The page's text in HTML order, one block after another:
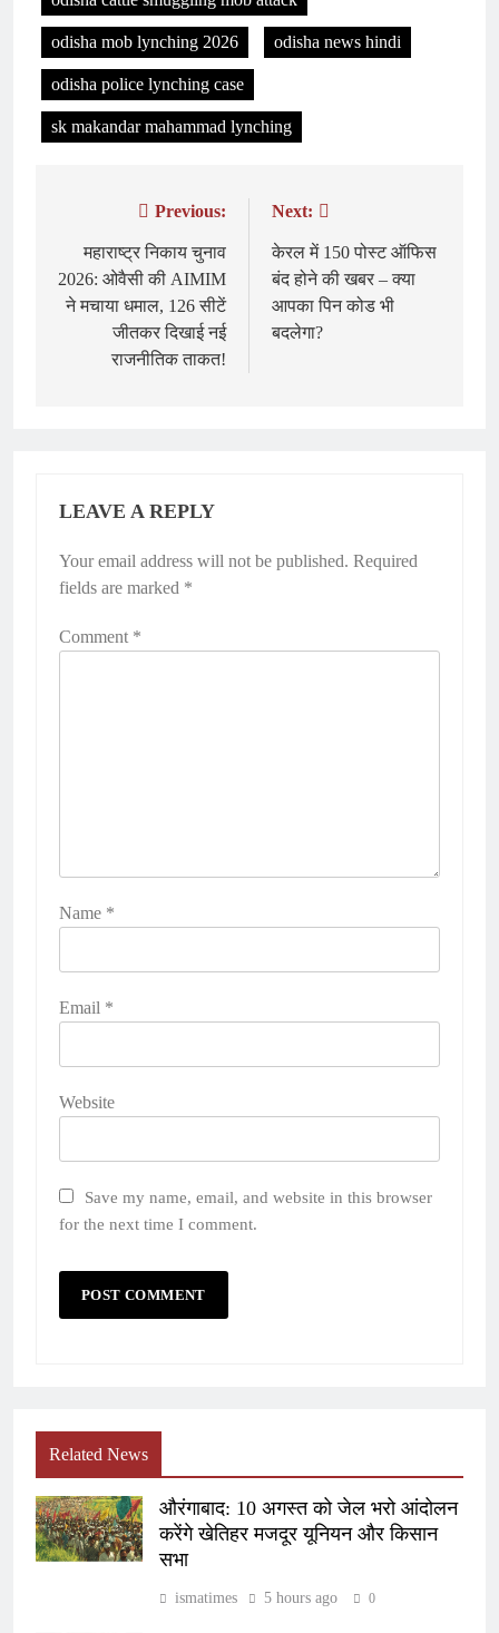
odisha mob lynching 2026 odisha news hindi
odisha police lynching case
sk makandar mahammad lynching
navigation
Previous:
महाराष्ट्र निकाय चुनाव
2026: ओवैसी की AIMIM
ने मचाया धमाल, 126 सीटें
जीतकर दिखाई नई
राजनीतिक ताकत!
Next:
केरल में 150 पोस्ट ऑफिस
बंद होने की खबर – क्या
आपका पिन कोड भी
बदलेगा?
LEAVE A REPLY
Your email address will not be published. Required
fields are marked *
Comment *
Name *
Email *
Website
Save my name, email, and website in this browser
for the next time I comment.
Related News
औरंगाबाद: 10 अगस्त को जेल भरो आंदोलन
करेंगे खेतिहर मजदूर यूनियन और किसान
सभा
ismatimes 5 hours ago 0